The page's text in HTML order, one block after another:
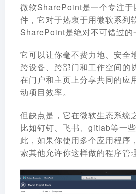
微软SharePoint是一个专注于
件，它对于热衷于用微软系列
SharePoint是绝对不可错过的
它可以让你毫不费力地、安全
跨设备、跨部门和工作空间的
在门户和主页上分享共同的应
动项目效率。
但缺点是，它在微软生态系统
比如钉钉、飞书、gitlab等一
此，如果你使用多个应用程序
索其他允许你这样做的程序管